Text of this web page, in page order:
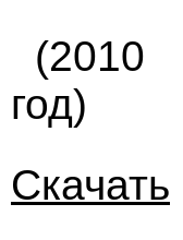
(2010
год)
Скачать